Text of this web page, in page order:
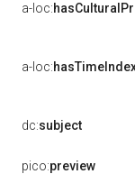
a-loc:
a-loc:
dc:subject
pico:preview